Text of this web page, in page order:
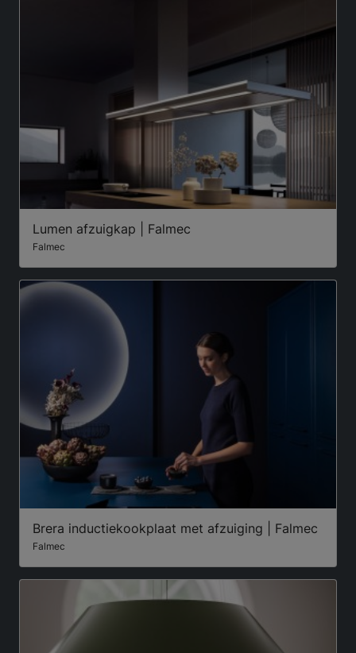
Lumen afzuigkap | Falmec
Falmec
Brera inductiekookplaat met afzuiging | Falmec
Falmec